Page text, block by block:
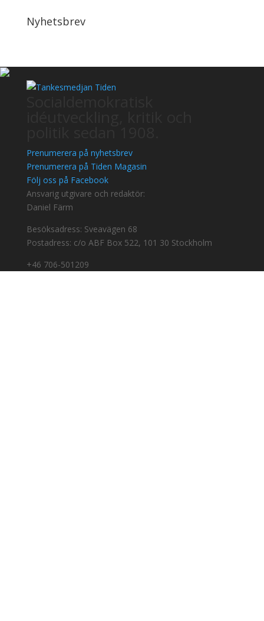
Nyhetsbrev
Prenumerera på nyhetsbrev
Prenumerera på Tiden Magasin
Följ oss på Facebook
Ansvarig utgivare och redaktör:
Daniel Färm
Besöksadress: Sveavägen 68
Postadress: c/o ABF Box 522, 101 30 Stockholm
+46 706-501209